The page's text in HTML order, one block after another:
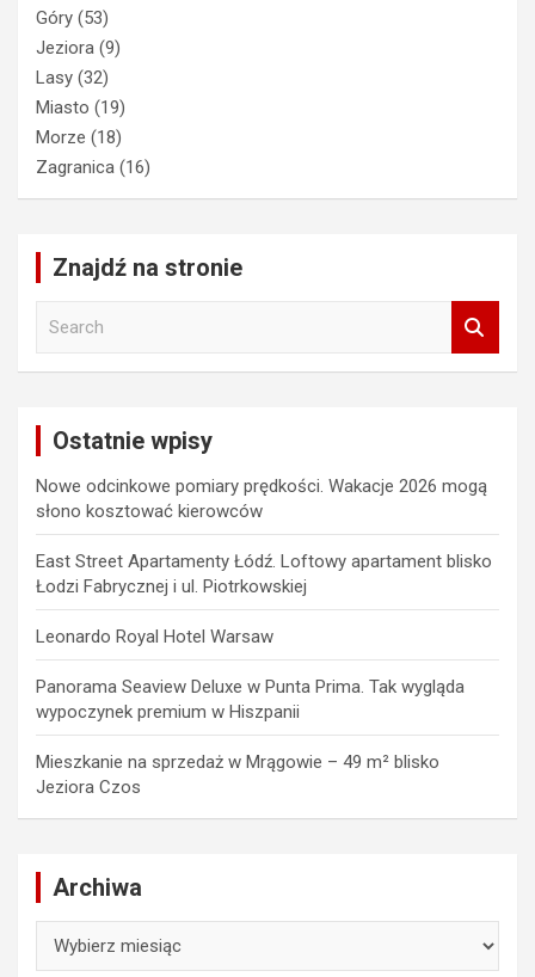
Góry (53)
Jeziora (9)
Lasy (32)
Miasto (19)
Morze (18)
Zagranica (16)
Znajdź na stronie
Ostatnie wpisy
Nowe odcinkowe pomiary prędkości. Wakacje 2026 mogą
słono kosztować kierowców
East Street Apartamenty Łódź. Loftowy apartament blisko
Łodzi Fabrycznej i ul. Piotrkowskiej
Leonardo Royal Hotel Warsaw
Panorama Seaview Deluxe w Punta Prima. Tak wygląda
wypoczynek premium w Hiszpanii
Mieszkanie na sprzedaż w Mrągowie – 49 m² blisko
Jeziora Czos
Archiwa